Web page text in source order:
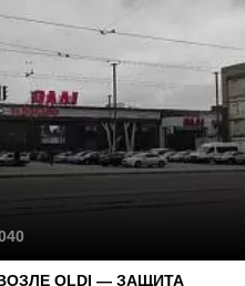
OLDI — ЗАЩИТА